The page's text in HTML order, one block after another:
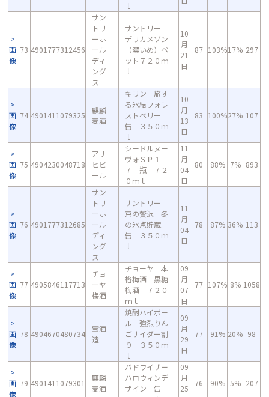
ｌ
画
像
73 4901777312456
サン
トリ
ーホ
ール
ディ
ング
ス
サントリー
デリカメゾン
（濃いめ）ペ
ット７２０ｍ
ｌ
10
月
21
日
87 103%17% 297
画
像
74 4901411079325
麒麟
麦酒
キリン 旅す
る氷結フォレ
ストベリー
缶 ３５０ｍ
ｌ
10
月
13
日
83 100%27% 107
画
像
75 4904230048718
アサ
ヒビ
ール
シードルヌー
ヴォＳＰ１
７ 瓶 ７２
０ｍｌ
11
月
04
日
80 88% 7% 893
画
像
76 4901777312685
サン
トリ
ーホ
ール
ディ
ング
ス
サントリー
京の贅沢 冬
の氷点貯蔵
缶 ３５０ｍ
ｌ
11
月
04
日
78 87% 36% 113
画
像
77 4905846117713
チョ
ーヤ
梅酒
チョーヤ 本
格梅酒 黒糖
梅酒 ７２０
ｍｌ
09
月
07
日
77 107% 8% 1058
画
像
78 4904670480734
宝酒
造
焼酎ハイボー
ル 強烈りん
ごサイダー割
り ３５０ｍ
ｌ
09
月
29
日
77 91% 20% 98
画
像
79 4901411079301
麒麟
麦酒
バドワイザー
ハロウィンデ
ザイン 缶
09
月
25
76 90% 5% 207